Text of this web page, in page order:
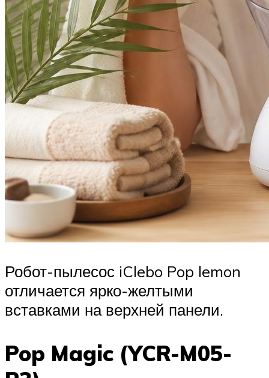
Робот-пылесос iClebo Pop lemon
отличается ярко-желтыми
вставками на верхней панели.
Pop Magic (YCR-M05-